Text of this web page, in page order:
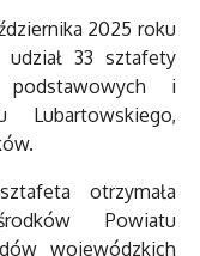
2025 roku
33 sztafety
i
Lubartowskiego,
otrzymała
Powiatu
wojewódzkich